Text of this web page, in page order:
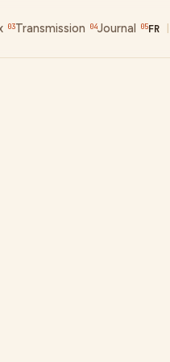
03Transmission 04Journal 05FR